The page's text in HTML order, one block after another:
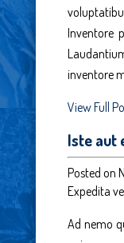
Inventore
inventore
View Full
Iste aut
Posted on
Expedita
Ad nemo